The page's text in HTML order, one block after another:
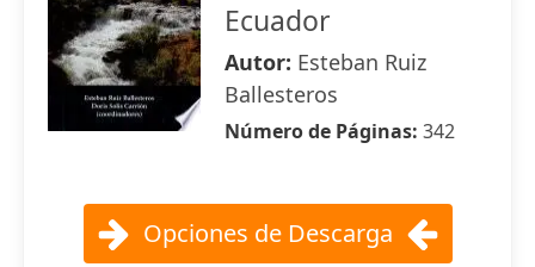
Ecuador
Autor: Esteban Ruiz
Ballesteros
Número de Páginas: 342
Opciones de Descarga